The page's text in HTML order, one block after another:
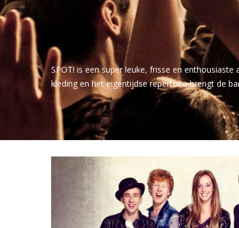
SPOT! is een super leuke, frisse en
kleding en het eigentijdse repertoire brengt de